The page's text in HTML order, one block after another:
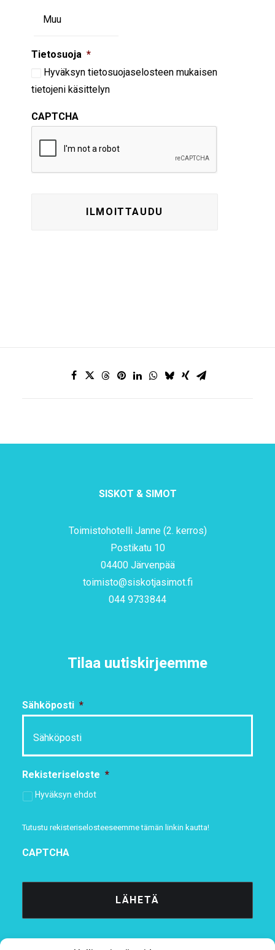
Tietosuoja *
Hyväksyn tietosuojaselosteen mukaisen
tietojeni käsittelyn
CAPTCHA
SISKOT & SIMOT
Toimistohotelli Janne (2. kerros)
Postikatu 10
04400 Järvenpää
toimisto@siskotjasimot.fi
044 9733844
Tilaa uutiskirjeemme
Sähköposti *
Rekisteriseloste *
Hyväksyn ehdot
Tutustu rekisteriselosteeseemmetämän linkin kautta!
CAPTCHA